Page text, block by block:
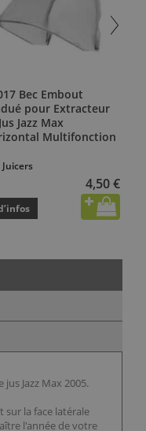
Bec Embout
pour Extracteur
Jazz Max
Multifonction
Juicers
4,50 €
Jazz Max 2005.
sur la face latérale
l'année de votre